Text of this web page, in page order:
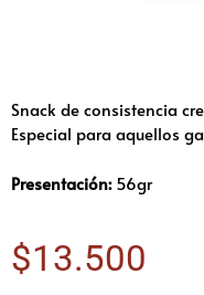
Snack de consistencia
Especial para aquellos
Presentación:56gr
$13.500